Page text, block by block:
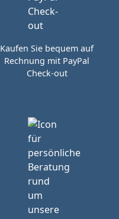
Kaufen Sie bequem auf
Rechnung mit PayPal
Check-out